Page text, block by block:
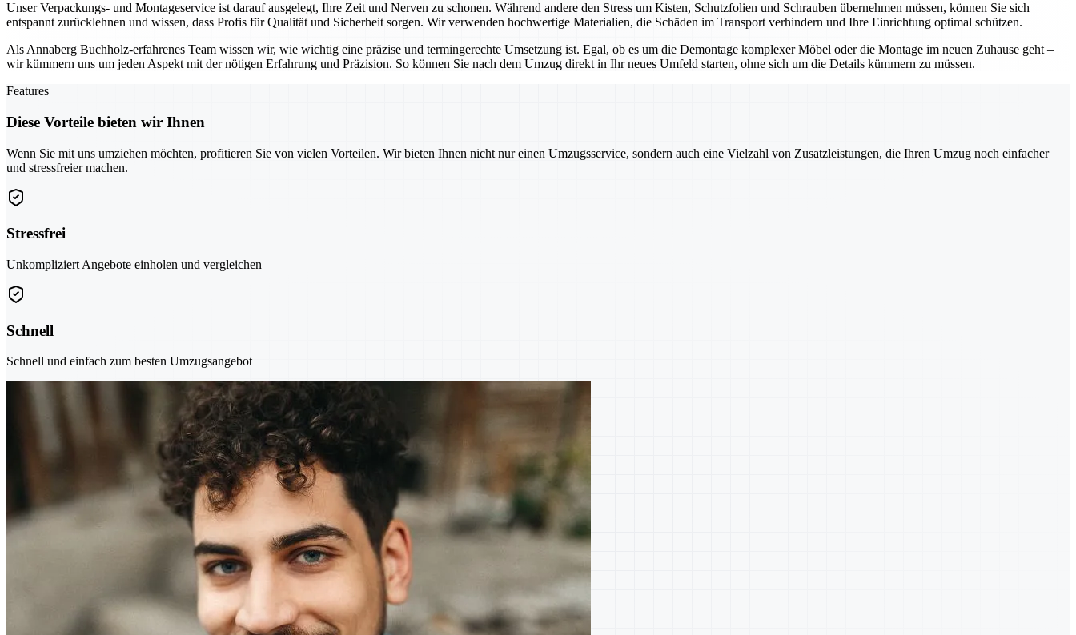
Unser Verpackungs- und Montageservice ist darauf ausgelegt, Ihre Zeit und Nerven zu schonen. Während andere den Stress um Kisten, Schutzfolien und Schrauben übernehmen müssen, können Sie sich
entspannt zurücklehnen und wissen, dass Profis für Qualität und Sicherheit sorgen. Wir verwenden hochwertige Materialien, die Schäden im Transport verhindern und Ihre Einrichtung optimal schützen.
Als Annaberg Buchholz-erfahrenes Team wissen wir, wie wichtig eine präzise und termingerechte Umsetzung ist. Egal, ob es um die Demontage komplexer Möbel oder die Montage im neuen Zuhause geht –
wir kümmern uns um jeden Aspekt mit der nötigen Erfahrung und Präzision. So können Sie nach dem Umzug direkt in Ihr neues Umfeld starten, ohne sich um die Details kümmern zu müssen.
Features
Diese Vorteile bieten wir Ihnen
Wenn Sie mit uns umziehen möchten, profitieren Sie von vielen Vorteilen. Wir bieten Ihnen nicht nur einen Umzugsservice, sondern auch eine Vielzahl von Zusatzleistungen, die Ihren Umzug noch einfacher
und stressfreier machen.
Stressfrei
Unkompliziert Angebote einholen und vergleichen
Schnell
Schnell und einfach zum besten Umzugsangebot